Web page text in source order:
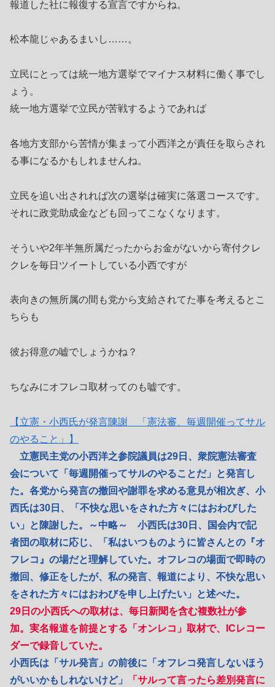
報道した社に報復する宣言ですからね。
松本龍じゃあるまいし……。
立民にとっては統一地方選挙でマイナス材料に働く事でし
ょう。
統一地方選挙で立民が苦戦するようであれば
各地方支部から苦情が集まって小西洋之が責任を取らされ
る事になるかもしれませんね。
立民を追い出されれば次の選挙は確実に落選コースです。
それに政党助成金なども回ってこなくなります。
そういや2年半無所属だったからお金がないから寄付クレ
クレを毎日ツイートしている小西ですが
表向きの無所属の間も党から支給されてた事を考えるとこ
ちらも
彼お得意の嘘でしょうかね？
ちなみにオフレコ取材ってのも嘘です。
【立憲・小西氏が発言陳謝 「憲法審、毎週開催ってサル
のやること」】
立憲民主党の小西洋之参院議員は29日、衆院憲法審査
会について「毎週開催ってサルのやることだ」と発言し
た。各党から発言の撤回や謝罪を求める意見が相次ぎ、小
西氏は30日、「不快な思いをされた方々にはおわびした
い」と陳謝した。～中略～ 小西氏は30日、国会内で記
者団の取材に応じ、「私はいつものように皆さんとの『オ
フレコ』の場だと理解していた。オフレコの場面で即時の
撤回、修正をしたが、私の発言、報道により、不快な思い
をされた方々にはおわびを申し上げたい」と述べた。
29日の小西氏への取材は、毎日新聞を含む複数社が参
加。実名報道を前提とする「オンレコ」取材で、ICレコー
ダーで録音していた。
小西氏は「サル発言」の前後に「オフレコ発言しないほう
がいいかもしれないけど」
「サルって言ったら差別発言に